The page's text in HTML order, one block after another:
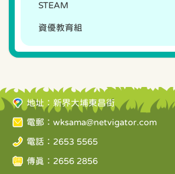
STEAM
資優教育組
地址：新界大埔東昌街
電郵： wksama@netvigator.com
電話：2653 5565
傳真：2656 2856